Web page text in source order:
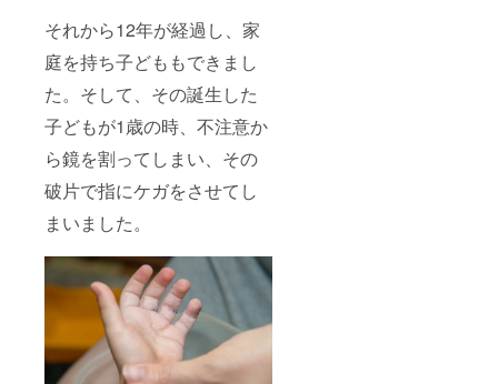
それから12年が経過し、家
庭を持ち子どももできまし
た。そして、その誕生した
子どもが1歳の時、不注意か
ら鏡を割ってしまい、その
破片で指にケガをさせてし
まいました。